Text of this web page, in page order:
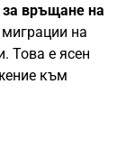
връщане на
на
Това е ясен
към